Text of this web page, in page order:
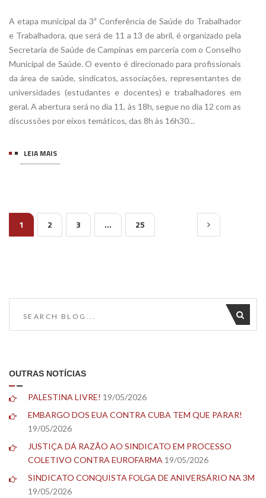
A etapa municipal da 3ª Conferência de Saúde do Trabalhador
e Trabalhadora, que será de 11 a 13 de abril, é organizado pela
Secretaria de Saúde de Campinas em parceria com o Conselho
Municipal de Saúde. O evento é direcionado para profissionais
da área de saúde, sindicatos, associações, representantes de
universidades (estudantes e docentes) e trabalhadores em
geral. A abertura será no dia 11, às 18h, segue no dia 12 com as
discussões por eixos temáticos, das 8h às 16h30…
LEIA MAIS
1 2 3 … 25
OUTRAS NOTÍCIAS
PALESTINA LIVRE! 19/05/2026
EMBARGO DOS EUA CONTRA CUBA TEM QUE PARAR!
19/05/2026
JUSTIÇA DÁ RAZÃO AO SINDICATO EM PROCESSO
COLETIVO CONTRA EUROFARMA 19/05/2026
SINDICATO CONQUISTA FOLGA DE ANIVERSÁRIO NA 3M
19/05/2026